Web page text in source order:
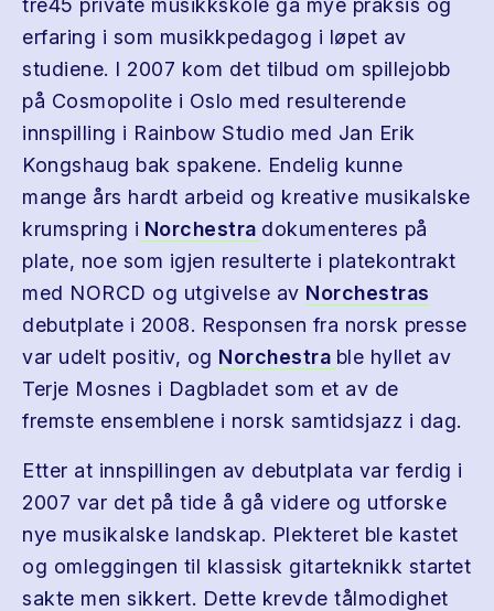
tre45 private musikkskole ga mye praksis og
erfaring i som musikkpedagog i løpet av
studiene. I 2007 kom det tilbud om spillejobb
på Cosmopolite i Oslo med resulterende
innspilling i Rainbow Studio med Jan Erik
Kongshaug bak spakene. Endelig kunne
mange års hardt arbeid og kreative musikalske
krumspring i Norchestra dokumenteres på
plate, noe som igjen resulterte i platekontrakt
med NORCD og utgivelse av Norchestras
debutplate i 2008. Responsen fra norsk presse
var udelt positiv, og Norchestra ble hyllet av
Terje Mosnes i Dagbladet som et av de
fremste ensemblene i norsk samtidsjazz i dag.
Etter at innspillingen av debutplata var ferdig i
2007 var det på tide å gå videre og utforske
nye musikalske landskap. Plekteret ble kastet
og omleggingen til klassisk gitarteknikk startet
sakte men sikkert. Dette krevde tålmodighet